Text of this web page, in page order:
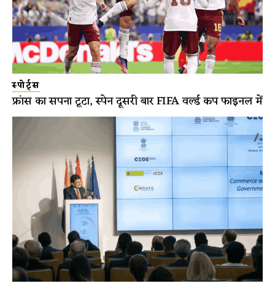
स्पोर्ट्स
फ्रांस का सपना टूटा, स्पेन दूसरी बार FIFA वर्ल्ड कप फाइनल में